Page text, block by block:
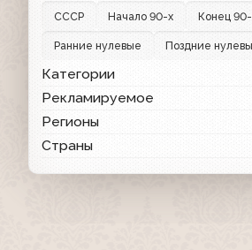
СССР Начало 90-х Конец
Ранние нулевые Поздние
Категории
Рекламируемое
Регионы
Страны